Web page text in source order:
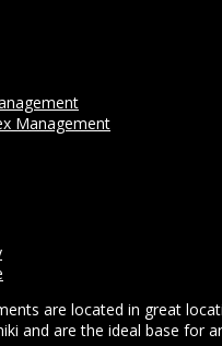
Management
are located in great
and are the ideal base for